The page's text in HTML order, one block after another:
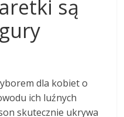
są
dla kobiet o
ich luźnych
skutecznie ukrywa